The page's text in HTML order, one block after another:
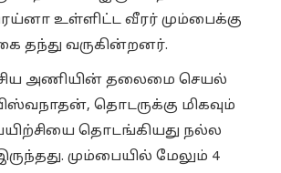
உள்ளிட்ட வீரர் மும்பைக்கு
தந்து வருகின்றனர்.
அணியின் தலைமை செயல்
தொடருக்கு மிகவும்
தொடங்கியது நல்ல
மும்பையில் மேலும் 4